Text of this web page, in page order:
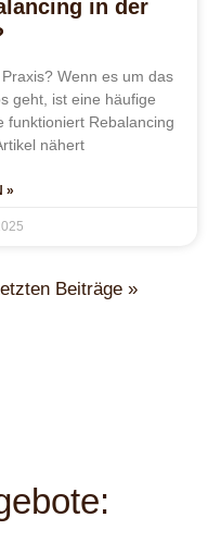
in der
Wenn es um das
geht, ist eine häufige
funktioniert Rebalancing
nähert
»
Beiträge »